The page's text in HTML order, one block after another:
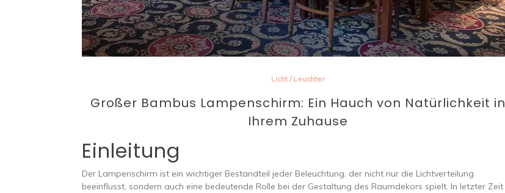
Licht / Leuchter
Großer Bambus Lampenschirm: Ein Hauch von Natürlichkeit in
Ihrem Zuhause
Einleitung
Der Lampenschirm ist ein wichtiger Bestandteil jeder Beleuchtung, der nicht nur die Lichtverteilung
beeinflusst, sondern auch eine bedeutende Rolle bei der Gestaltung des Raumdekors spielt. In letzter Zeit